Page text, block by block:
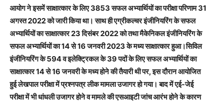
आयोग ने इसमें साक्षात्कार के लिए 3853 सफल अभ्यार्थियों का परीक्षा परिणाम 31
अगस्त 2022 को जारी किया था। साथ ही एग्रीकल्चर इंजीनियरिंग के सफल
अभ्यार्थियों का साक्षात्कार 23 दिसंबर 2022 को तथा मैकेनिकल इंजीनियरिंग के
सफल अभ्यार्थियों का 14 से 16 जनवरी 2023 के मध्य साक्षात्कार हुआ।सिविल
इंजीनियरिंग के 594 व इलेक्ट्रिकल के 39 पदों के लिए सफल अभ्यार्थियों का
साक्षात्कार 14 से 16 जनवरी के मध्य होने की तैयारी थी पर, इस दौरान आयोजित
हुई लेखपाल परीक्षा में प्रश्नपत्र लीक मामला उजागर हो गया। बाद में एई-जेई
परीक्षा में भी धांधली उजागर होने व मामले की एसआइटी जांच आरंभ होने के कारण